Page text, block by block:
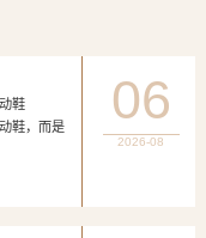
鞋
鞋，而是
06
2026-08